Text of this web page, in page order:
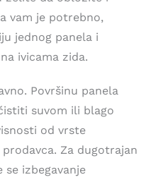
vam je potrebno,
jednog panela i
ivicama zida.
Površinu panela
suvom ili blago
od vrste
Za dugotrajan
izbegavanje